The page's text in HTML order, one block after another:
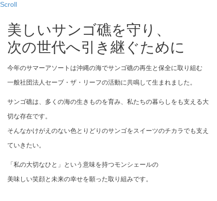
Scroll
美しいサンゴ礁を守り、
次の世代へ引き継ぐために
今年のサマーアソートは沖縄の海でサンゴ礁の再生と保全に取り組む
一般社団法人セーブ・ザ・リーフの活動に共鳴して生まれました。
サンゴ礁は、多くの海の生きものを育み、私たちの暮らしをも支える大
切な存在です。
そんなかけがえのない色とりどりのサンゴをスイーツのチカラでも支え
ていきたい。
「私の大切なひと」という意味を持つモンシェールの
美味しい笑顔と未来の幸せを願った取り組みです。